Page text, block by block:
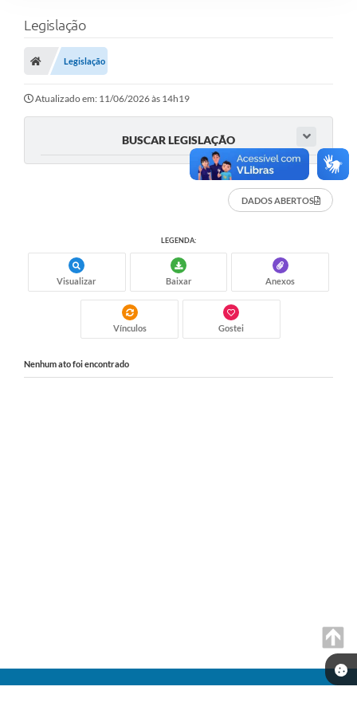
Legislação
Legislação
Atualizado em: 11/06/2026 às 14h19
BUSCAR LEGISLAÇÃO
DADOS ABERTOS
LEGENDA:
Visualizar Baixar Anexos
Vínculos Gostei
Nenhum ato foi encontrado